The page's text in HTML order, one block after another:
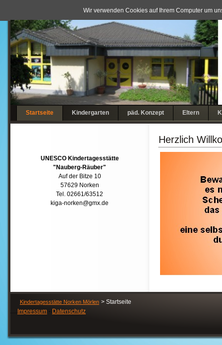
Navigation
überspringen
Startseite Kindergarten päd. Konzept Eltern
Herzlich
UNESCO Kindertagesstätte
"Nauberg-Räuber"
Auf der Bitze 10
57629 Norken
Tel. 02661/63512
kiga-norken@gmx.de
Kindertagesstätte Norken Mörlen
Startseite
..... Impressum - Datenschutz
Wir verwenden Cookies auf Ihrem Computer um